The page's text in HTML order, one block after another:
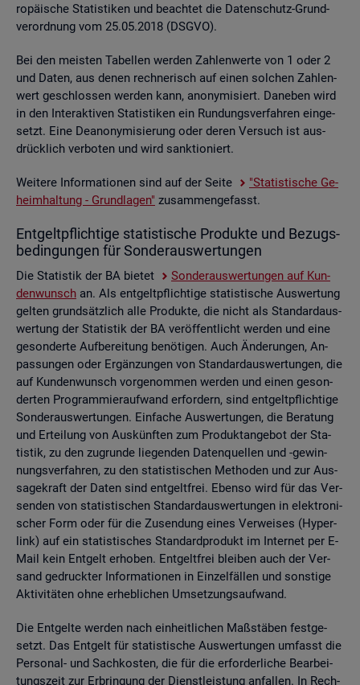
ro­päi­sche Sta­tis­ti­ken und be­ach­tet die Da­ten­schutz-Grund­
ver­ord­nung vom 25.05.2018 (DSGVO).
Bei den meis­ten Ta­bel­len wer­den Zah­len­wer­te von 1 oder 2
und Daten, aus denen rech­ne­risch auf einen sol­chen Zah­len­
wert ge­schlos­sen wer­den kann, an­ony­mi­siert. Da­ne­ben wird
in den In­ter­ak­ti­ven Sta­tis­ti­ken ein Run­dungs­ver­fah­ren ein­ge­
setzt. Eine De­an­ony­mi­sie­rung oder deren Ver­such ist aus­
drück­lich ver­bo­ten und wird sank­tio­niert.
Wei­te­re In­for­ma­tio­nen sind auf der Seite
"Sta­tis­ti­sche Ge­
heim­hal­tung - Grund­la­gen" zu­sam­men­ge­fasst.
Ent­gelt­pflich­ti­ge sta­tis­ti­sche Pro­duk­te und Be­zugs­
be­din­gun­gen für Son­der­aus­wer­tun­gen
Die Sta­tis­tik der BA bie­tet
Son­der­aus­wer­tun­gen auf Kun­
den­wunsch an. Als ent­gelt­pflich­ti­ge sta­tis­ti­sche Aus­wer­tung
gel­ten grund­sätz­lich alle Pro­duk­te, die nicht als Stan­dard­aus­
wer­tung der Sta­tis­tik der BA ver­öf­fent­licht wer­den und eine
ge­son­der­te Auf­be­rei­tung be­nö­ti­gen. Auch Än­de­run­gen, An­
pas­sun­gen oder Er­gän­zun­gen von Stan­dard­aus­wer­tun­gen, die
auf Kun­den­wunsch vor­ge­nom­men wer­den und einen ge­son­
der­ten Pro­gram­mier­auf­wand er­for­dern, sind ent­gelt­pflich­ti­ge
Son­der­aus­wer­tun­gen. Ein­fa­che Aus­wer­tun­gen, die Be­ra­tung
und Er­tei­lung von Aus­künf­ten zum Pro­dukt­an­ge­bot der Sta­
tis­tik, zu den zu­grun­de lie­gen­den Da­ten­quel­len und -ge­win­
nungs­ver­fah­ren, zu den sta­tis­ti­schen Me­tho­den und zur Aus­
sa­ge­kraft der Daten sind ent­gelt­frei. Eben­so wird für das Ver­
sen­den von sta­tis­ti­schen Stan­dard­aus­wer­tun­gen in elek­tro­ni­
scher Form oder für die Zu­sen­dung eines Ver­wei­ses (Hy­per­
link) auf ein sta­tis­ti­sches Stan­dard­pro­dukt im In­ter­net per E-
Mail kein Ent­gelt er­ho­ben. Ent­gelt­frei blei­ben auch der Ver­
sand ge­druck­ter In­for­ma­tio­nen in Ein­zel­fäl­len und sons­ti­ge
Ak­ti­vi­tä­ten ohne er­heb­li­chen Um­set­zungs­auf­wand.
Die Ent­gel­te wer­den nach ein­heit­li­chen Maß­stä­ben fest­ge­
setzt. Das Ent­gelt für sta­tis­ti­sche Aus­wer­tun­gen um­fasst die
Per­so­nal- und Sach­kos­ten, die für die er­for­der­li­che Be­ar­bei­
tungs­zeit zur Er­brin­gung der Dienst­leis­tung an­fal­len. In Rech­